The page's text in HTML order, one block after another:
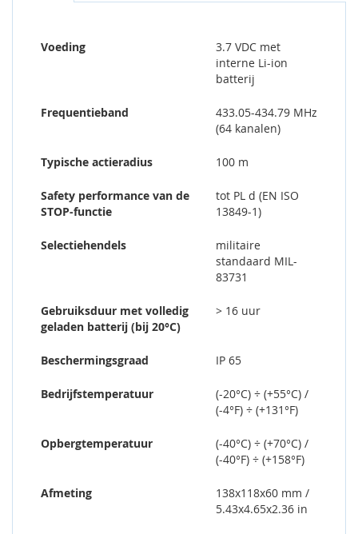
Voeding
3.7 VDC met
interne Li-ion
batterij
Frequentieband
433.05-434.79 MHz
(64 kanalen)
Typische actieradius 100 m
Safety performance van de
STOP-functie
tot PL d (EN ISO
13849-1)
Selectiehendels
militaire
standaard MIL-
83731
Gebruiksduur met volledig
geladen batterij (bij 20°C)
> 16 uur
Beschermingsgraad IP 65
Bedrijfstemperatuur
(-20°C) ÷ (+55°C) /
(-4°F) ÷ (+131°F)
Opbergtemperatuur
(-40°C) ÷ (+70°C) /
(-40°F) ÷ (+158°F)
Afmeting
138x118x60 mm /
5.43x4.65x2.36 in